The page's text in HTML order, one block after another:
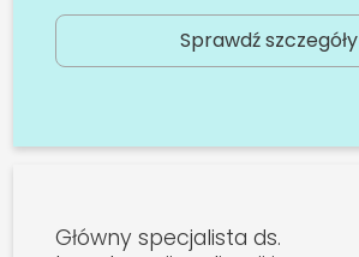
Sprawdź szczegóły
Główny specjalista ds.